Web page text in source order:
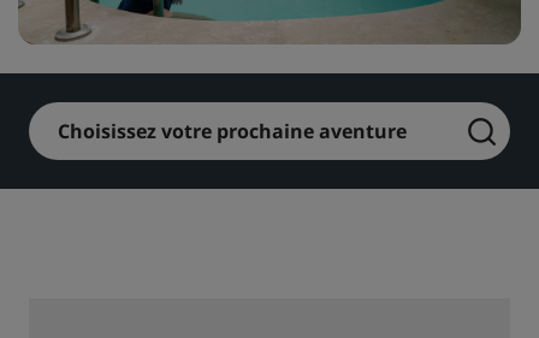
Park Plaza Park Inn by Radisson
Prize by Radisson Country Inn & Suites
Hôtels du centre-ville
Consultez notre blog
Choisissez votre prochaine aventure